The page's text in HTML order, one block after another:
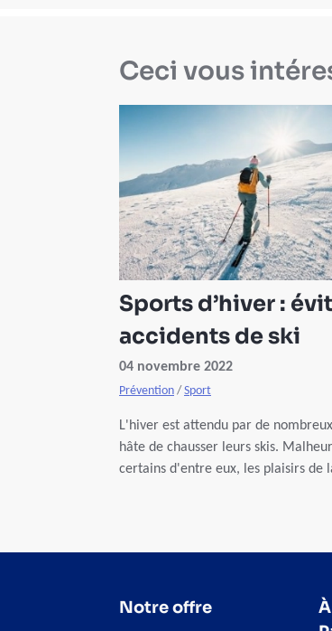
Ceci vous
Sports d’hiver :
accidents de ski
04 novembre 2022
Prévention / Sport
L'hiver est attendu par de
hâte de chausser leurs skis.
certains d'entre eux, les plaisirs de
partir en toute sécurité !
Notre offre